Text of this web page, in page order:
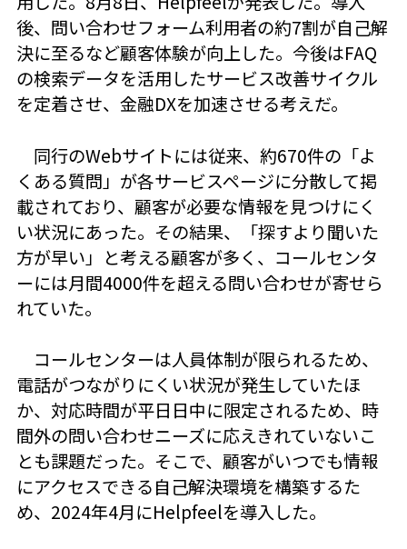
後、問い合わせフォーム利用者の約7割が自己解
決に至るなど顧客体験が向上した。今後はFAQ
の検索データを活用したサービス改善サイクル
を定着させ、金融DXを加速させる考えだ。
同行のWebサイトには従来、約670件の「よ
くある質問」が各サービスページに分散して掲
載されており、顧客が必要な情報を見つけにく
い状況にあった。その結果、「探すより聞いた
方が早い」と考える顧客が多く、コールセンタ
ーには月間4000件を超える問い合わせが寄せら
れていた。
コールセンターは人員体制が限られるため、
電話がつながりにくい状況が発生していたほ
か、対応時間が平日日中に限定されるため、時
間外の問い合わせニーズに応えきれていないこ
とも課題だった。そこで、顧客がいつでも情報
にアクセスできる自己解決環境を構築するた
め、2024年4月にHelpfeelを導入した。